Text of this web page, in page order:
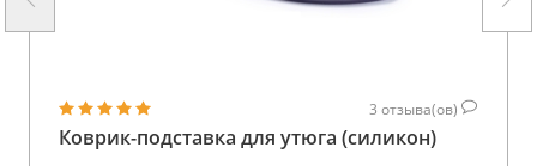
3 отзыва(ов)
Коврик-подставка для утюга (силикон)